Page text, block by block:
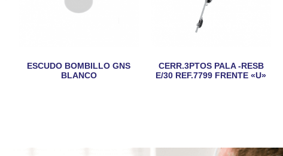
ESCUDO BOMBILLO GNS
BLANCO
CERR.3PTOS PALA -RESB
E/30 REF.7799 FRENTE «U»